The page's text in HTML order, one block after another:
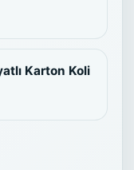
Karton Koli